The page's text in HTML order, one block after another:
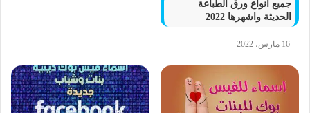
جميع أنواع ورق الطباعة
الحديثة واشهرها 2022
16 مارس، 2022